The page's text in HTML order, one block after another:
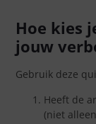
Hoe kies
jouw
Gebruik deze
Heeft de
(niet